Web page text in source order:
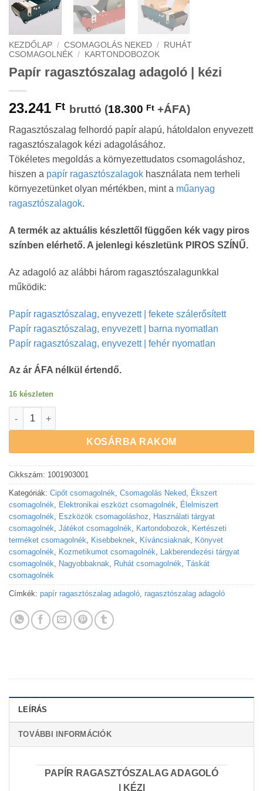
KEZDŐLAP / CSOMAGOLÁS NEKED /
RUHÁT
CSOMAGOLNÉK / KARTONDOBOZOK
Papír ragasztószalag adagoló | kézi
23.241 Ft bruttó (18.300 Ft +ÁFA)
Ragasztószalag felhordó papír alapú, hátoldalon enyvezett
ragasztószalagok kézi adagolásához.
Tökéletes megoldás a környezettudatos csomagoláshoz,
hiszen a papír ragasztószalagok használata nem terheli
környezetünket olyan mértékben, mint a műanyag
ragasztószalagok.
A termék az aktuális készlettől függően kék vagy piros
színben elérhető. A jelenlegi készletünk PIROS SZÍNŰ.
Az adagoló az alábbi három ragasztószalagunkkal
működik:
Papír ragasztószalag, enyvezett | fekete szálerősített
Papír ragasztószalag, enyvezett | barna nyomatlan
Papír ragasztószalag, enyvezett | fehér nyomatlan
Az ár ÁFA nélkül értendő.
16 készleten
Papír ragasztószalag adagoló | kézi mennyiség
KOSÁRBA RAKOM
Cikkszám: 1001903001
Kategóriák: Cipőt csomagolnék Csomagolás Neked
Ékszert
csomagolnék
Elektronikai eszközt csomagolnék
Élelmiszert
csomagolnék
Eszközök csomagoláshoz
Használati tárgyat
csomagolnék Játékot csomagolnék Kartondobozok
Kertészeti
terméket csomagolnék
Kisebbeknek Kíváncsiaknak
Könyvet
csomagolnék
Kozmetikumot csomagolnék
Lakberendezési tárgyat
csomagolnék
Nagyobbaknak Ruhát csomagolnék Táskát
csomagolnék
Címkék: papír ragasztószalag adagoló ragasztószalag adagoló
LEÍRÁS
TOVÁBBI INFORMÁCIÓK
PAPÍR RAGASZTÓSZALAG ADAGOLÓ
| KÉZI